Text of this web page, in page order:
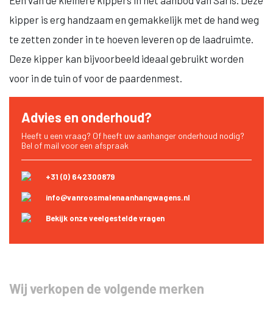
kipper is erg handzaam en gemakkelijk met de hand weg
te zetten zonder in te hoeven leveren op de laadruimte.
Deze kipper kan bijvoorbeeld ideaal gebruikt worden
voor in de tuin of voor de paardenmest.
Advies en onderhoud?
Heeft u een vraag? Of heeft uw aanhanger onderhoud nodig?
Bel of mail voor een afspraak
+31 (0) 642300879
info@vanroosmalenaanhangwagens.nl
Bekijk onze veelgestelde vragen
Wij verkopen de volgende merken